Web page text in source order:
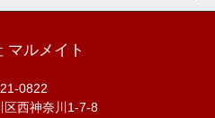
マルメイト
0822
区西神奈川1-7-8